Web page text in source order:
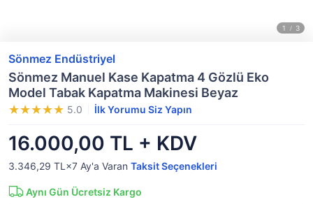
Sönmez Endüstriyel
Sönmez Manuel Kase Kapatma 4 Gözlü Eko
Model Tabak Kapatma Makinesi Beyaz
5.0 İlk Yorumu Siz Yapın
16.000,00 TL + KDV
3.346,29 TL×7 Ay'a Varan Taksit Seçenekleri
Aynı Gün Ücretsiz Kargo